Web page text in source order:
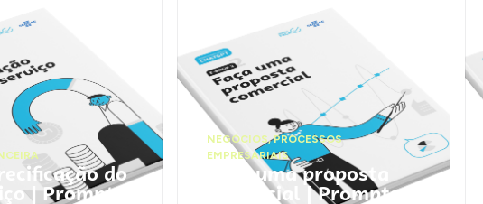
do
| Prompts
NEGÓCIOS,PROCESSOS
EMPRESARIAIS
Faça uma proposta
comercial | Prompts